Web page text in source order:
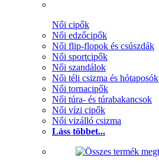
Női cipők
Női edzőcipők
Női flip-flopok és csúszdák
Női sportcipők
Női szandálok
Női téli csizma és hótaposók
Női tornacipők
Női túra- és túrabakancsok
Női vízi cipők
Női vizálló csizma
Láss többet...